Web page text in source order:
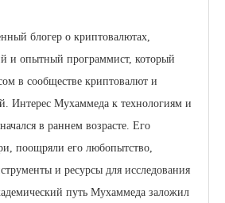
блогер о криптовалютах,
и опытный программист, который
в сообществе криптовалют и
Интерес Мухаммеда к технологиям и
в раннем возрасте. Его
поощряли его любопытство,
и ресурсы для исследования
путь Мухаммеда заложил